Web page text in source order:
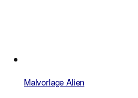
Malvorlage Alien